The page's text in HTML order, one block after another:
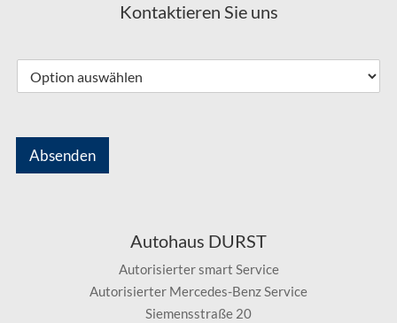
Kontaktieren Sie uns
Absenden
Autohaus DURST
Autorisierter smart Service
Autorisierter Mercedes-Benz Service
Siemensstraße 20